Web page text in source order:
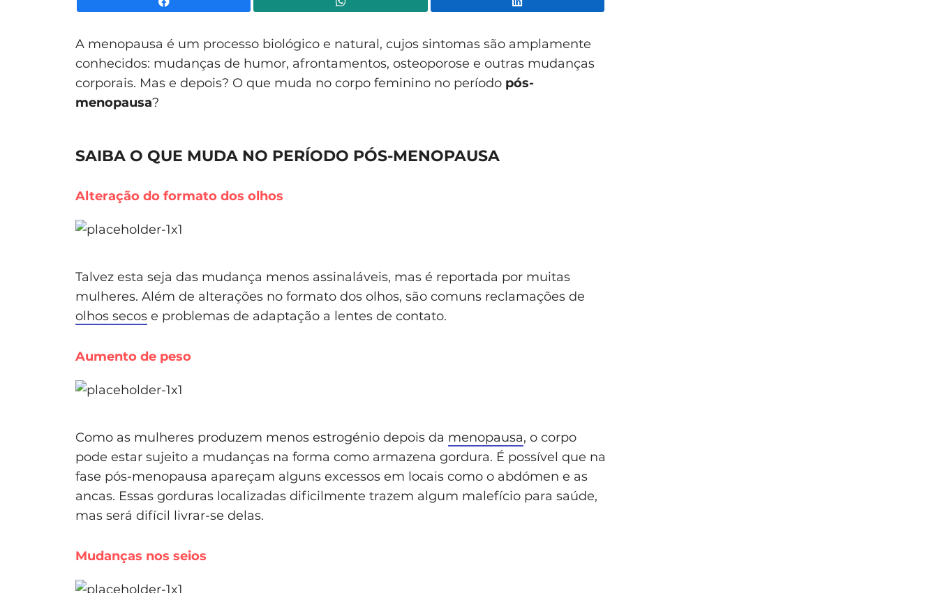
A menopausa é um processo biológico e natural, cujos sintomas são amplamente
conhecidos: mudanças de humor, afrontamentos, osteoporose e outras mudanças
corporais. Mas e depois? O que muda no corpo feminino no período pós-
menopausa?
SAIBA O QUE MUDA NO PERÍODO PÓS-MENOPAUSA
Alteração do formato dos olhos
Talvez esta seja das mudança menos assinaláveis, mas é reportada por muitas
mulheres. Além de alterações no formato dos olhos, são comuns reclamações de
olhos secos e problemas de adaptação a lentes de contato.
Aumento de peso
Como as mulheres produzem menos estrogénio depois da menopausa, o corpo
pode estar sujeito a mudanças na forma como armazena gordura. É possível que na
fase pós-menopausa apareçam alguns excessos em locais como o abdómen e as
ancas. Essas gorduras localizadas dificilmente trazem algum malefício para saúde,
mas será difícil livrar-se delas.
Mudanças nos seios